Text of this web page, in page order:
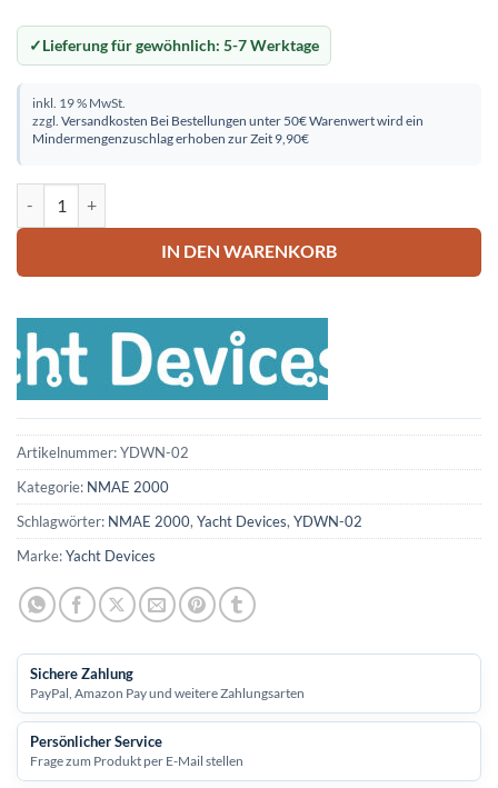
Lieferung für gewöhnlich: 5-7 Werktage
inkl. 19 % MwSt.
zzgl. Versandkosten Bei Bestellungen unter 50€ Warenwert wird ein
Mindermengenzuschlag erhoben zur Zeit 9,90€
IN DEN WARENKORB
Artikelnummer:YDWN-02
Kategorie: NMAE 2000
Schlagwörter: NMAE 2000, Yacht Devices, YDWN-02
Marke:Yacht Devices
Sichere Zahlung
PayPal, Amazon Pay und weitere Zahlungsarten
Persönlicher Service
Frage zum Produkt per E-Mail stellen